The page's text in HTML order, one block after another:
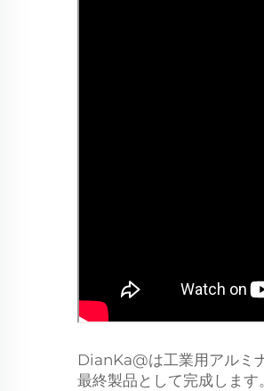
DianKa@は工業用アルミ
最終製品として完成しま